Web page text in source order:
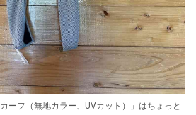
ーフ（無地カラー、UVカット）」はちょっと